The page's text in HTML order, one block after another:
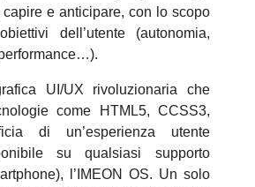
e anticipare, con lo scopo
dell’utente (autonomia,
UI/UX rivoluzionaria che
come HTML5, CCSS3,
di un’esperienza utente
su qualsiasi supporto
l’IMEON OS. Un solo